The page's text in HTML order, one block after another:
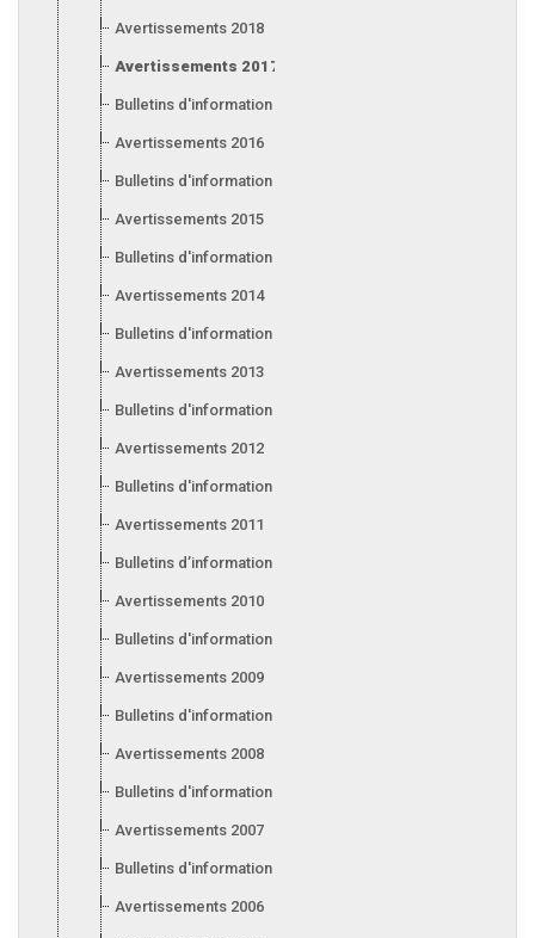
Avertissements 2018
Avertissements 2017
Bulletins d'information 2017
Avertissements 2016
Bulletins d'information 2016
Avertissements 2015
Bulletins d'information 2015
Avertissements 2014
Bulletins d'information 2014
Avertissements 2013
Bulletins d'information 2013
Avertissements 2012
Bulletins d'information 2012
Avertissements 2011
Bulletins d’information 2011
Avertissements 2010
Bulletins d'information 2010
Avertissements 2009
Bulletins d'information 2009
Avertissements 2008
Bulletins d'information 2008
Avertissements 2007
Bulletins d'information 2007
Avertissements 2006